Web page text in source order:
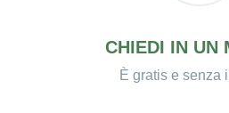
CHIEDI IN UN
È gratis e senza